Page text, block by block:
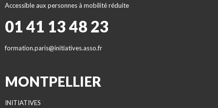
Accessible aux personnes à mobilité réduite
01 41 13 48 23
formation.paris@initiatives.asso.fr
MONTPELLIER
INITIATIVES